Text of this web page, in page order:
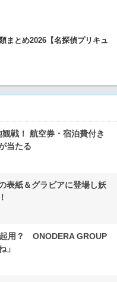
まとめ2026【名探偵プリキュ
戦！ 航空券・宿泊費付き
当たる
表紙＆グラビアに登場し妖
用？ ONODERA GROUP
」